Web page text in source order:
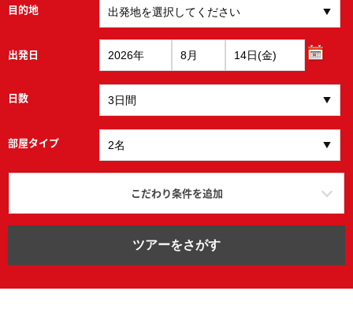
目的地
出発日
日数
部屋タイプ
こだわり条件を追加
ツアーをさがす